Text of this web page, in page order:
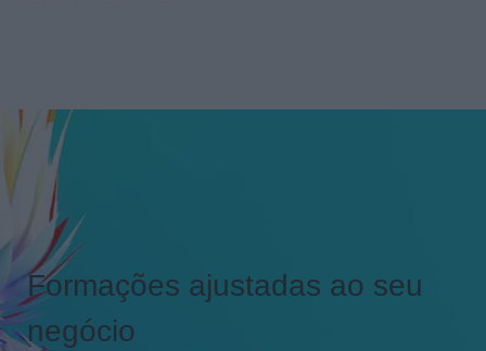
Formações ajustadas ao seu
negócio